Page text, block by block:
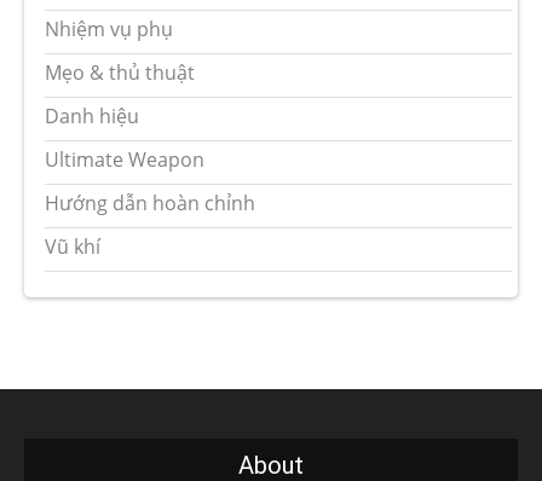
Nhiệm vụ phụ
Mẹo & thủ thuật
Danh hiệu
Ultimate Weapon
Hướng dẫn hoàn chỉnh
Vũ khí
About